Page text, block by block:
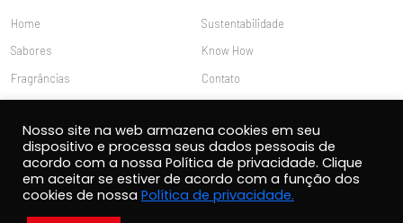
Home
Sabores
Fragrâncias
Publicações
Sustentabilidade
Know How
Contato
Acesso do cliente
2021 Carlos Cramer Productos Aromáticos S.A.C.I.
Nosso site na web armazena cookies em seu
dispositivo e processa seus dados pessoais de
acordo com a nossa Política de privacidade. Clique
em aceitar se estiver de acordo com a função dos
cookies de nossa Política de privacidade.